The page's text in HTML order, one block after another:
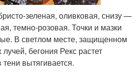
зеленая, оливковая, снизу —
темно-розовая. Точки и мазки
В светлом месте, защищенном
бегония Рекс растет
вытягивается.